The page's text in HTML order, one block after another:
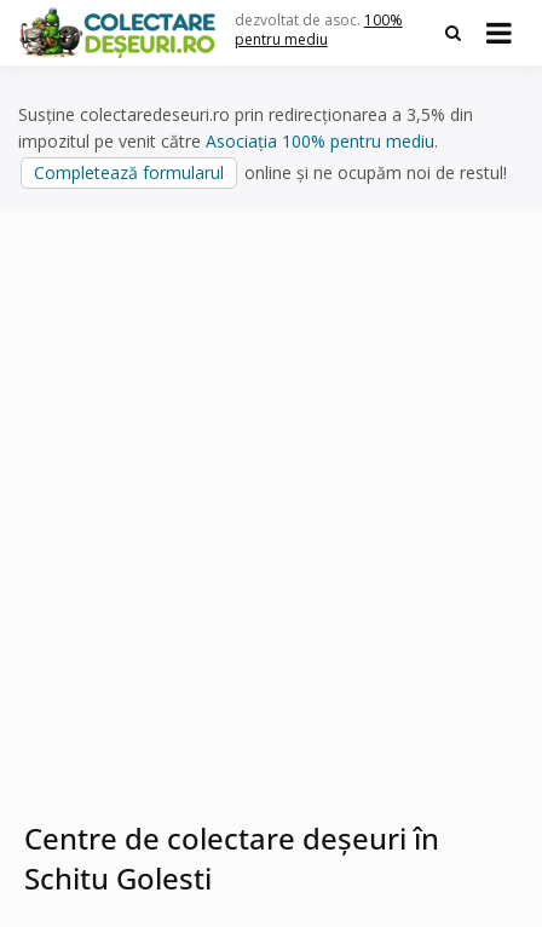
content
dezvoltat de asoc. 100%
pentru mediu
Susține colectaredeseuri.ro prin redirecționarea a 3,5% din
impozitul pe venit către Asociația 100% pentru mediu.
Completează formularul
online și ne ocupăm noi de restul!
Centre de colectare deșeuri în
Schitu Golesti